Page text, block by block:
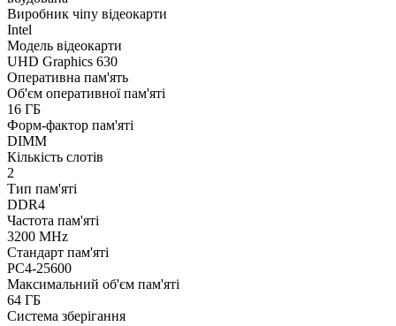
Виробник чіпу відеокарти
Intel
Модель відеокарти
UHD Graphics 630
Оперативна пам'ять
Об'єм оперативної пам'яті
16 ГБ
Форм-фактор пам'яті
DIMM
Кількість слотів
2
Тип пам'яті
DDR4
Частота пам'яті
3200 MHz
Стандарт пам'яті
PC4-25600
Максимальний об'єм пам'яті
64 ГБ
Система зберігання